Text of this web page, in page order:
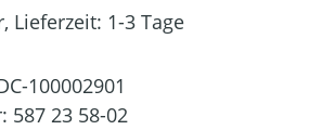
Lieferzeit: 1-3 Tage
100002901
587 23 58-02